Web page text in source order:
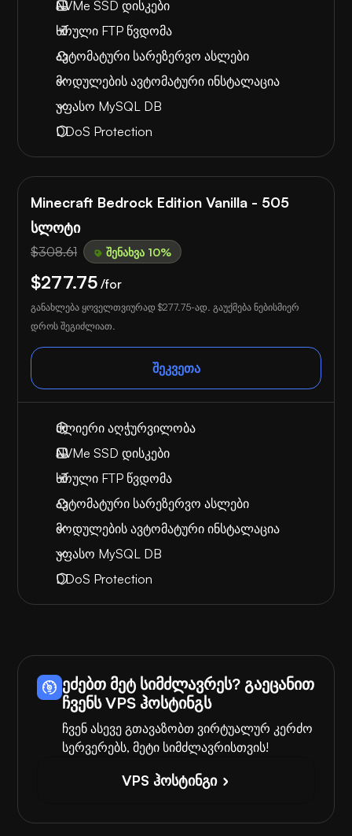
NVMe SSD დისკები
სრული FTP წვდომა
ავტომატური სარეზერვო ასლები
მოდულების ავტომატური ინსტალაცია
უფასო MySQL DB
DDoS Protection
Minecraft Bedrock Edition Vanilla - 505
სლოტი
$308.61 შენახვა 10%
$277.75 /for
განახლება ყოველთვიურად $277.75-ად. გაუქმება ნებისმიერ
დროს შეგიძლიათ.
შეკვეთა
ძლიერი აღჭურვილობა
NVMe SSD დისკები
სრული FTP წვდომა
ავტომატური სარეზერვო ასლები
მოდულების ავტომატური ინსტალაცია
უფასო MySQL DB
DDoS Protection
ეძებთ მეტ სიმძლავრეს? გაეცანით
ჩვენს VPS ჰოსტინგს
ჩვენ ასევე გთავაზობთ ვირტუალურ კერძო
სერვერებს, მეტი სიმძლავრისთვის!
VPS ჰოსტინგი